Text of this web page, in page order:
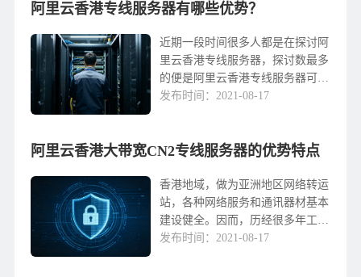
一家的划算？更快的香港...
阿里云香港专线服务器有哪些优势？
近期一段时间很多人都是在探讨阿
里云香港专线服务器，探讨数最多
的便是阿里云香港专线服务器可以
给企业带来什么益处，是不是可以
下。在阿里云香港专线服...
发布时间：2021-08-17
阿里云香港大带宽CN2专线服务器的优势特点
香港地域，做为亚洲地区网络转运
站，各种网络服务和通讯器材基本
建设健全。因而，历经很多年工作
经验累积，香港服务器优点十分突
发布时间：2021-08-17